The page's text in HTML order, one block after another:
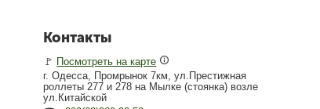
Контакты
🚩 Посмотреть на карте
г. Одесса, Промрынок 7км, ул.Престижная
роллеты 277 и 278 на Мылке (стоянка) возле
ул.Китайской